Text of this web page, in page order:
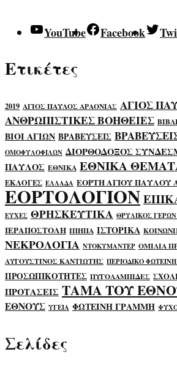
YouTube Facebook
Ετικέτες
2019 ΑΓΙΟΣ ΠΑΥΛΟΣ ΑΡΑΟΝΙΑΣ ΑΓΙΟΣ
ΑΝΘΡΩΠΙΣΤΙΚΕΣ ΒΟΗΘΕΙΕΣ
ΒΙΟΙ ΑΓΙΩΝ ΒΡΑΒΕΥΣΕΙΣ
ΟΜΟΦΥΛΟΦΙΛΩΝ ΔΙΟΡΘΟΔΟΞΟΣ
ΠΑΥΛΟΣ ΕΘΝΙΚΑ ΕΘΝΙΚΑ
ΕΚΛΟΓΕΣ ΕΛΛΑΔΑ ΕΟΡΤΗ ΑΓΙΟΥ ΠΑΥΛΟΥ
ΕΟΡΤΟΛΟΓΙΟΝ
ΕΥΧΕΣ ΘΡΗΣΚΕΥΤΙΚΑ ΘΡΥΛΙΚΟΣ
ΙΕΡΑΠΟΣΤΟΛΗ ΙΠΗΠΑ ΙΣΤΟΡΙΚΑ
ΝΕΚΡΟΛΟΓΙΑ ΝΤΟΚΥΜΑΝΤΕΡ ΟΜΙΛΙΑ
ΑΥΓΟΥΣΤΙΝΟΣ ΚΑΝΤΙΩΤΗΣ ΠΕΡΙΟΔΙΚΟ
ΠΡΟΣΩΠΙΚΟΤΗΤΕΣ ΠΥΓΟΛΑΜΠΙΔΕΣ
ΠΡΟΤΑΣΕΙΣ ΤΑΜΑ ΤΟΥ
ΕΘΝΟΥΣ ΥΓΕΙΑ ΦΩΤΕΙΝΗ ΓΡΑΜΜΗ
Σελίδες